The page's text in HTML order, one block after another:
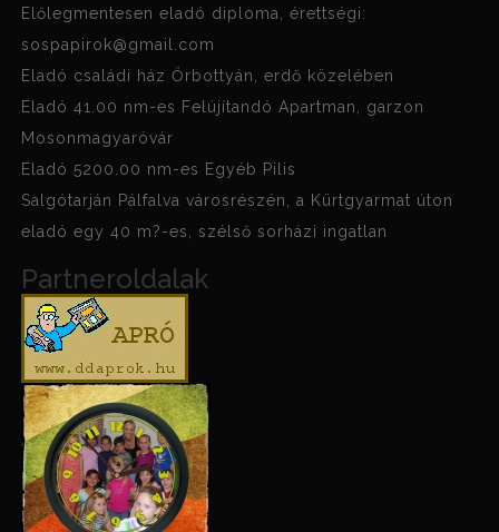
Előlegmentesen eladó diploma, érettségi:
sospapirok@gmail.com
Eladó családi ház Őrbottyán, erdő közelében
Eladó 41.00 nm-es Felújítandó Apartman, garzon
Mosonmagyaróvár
Eladó 5200.00 nm-es Egyéb Pilis
Salgótarján Pálfalva városrészén, a Kürtgyarmat úton
eladó egy 40 m?-es, szélső sorházi ingatlan
Partneroldalak